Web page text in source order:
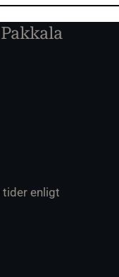
tider enligt